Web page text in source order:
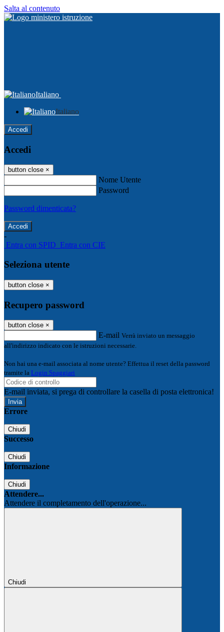
Salta al contenuto
Italiano
Italiano
Accedi
Accedi
button close ×
Nome Utente
Password
Password dimenticata?
-
Entra con SPID Entra con CIE
Seleziona utente
button close ×
Recupero password
button close ×
E-mail Verrà inviato un messaggio
all'indirizzo indicato con le istruzioni necessarie.
Non hai una e-mail associata al nome utente? Effettua il reset della password
tramite la Login Spaggiari
E-mail inviata, si prega di controllare la casella di posta elettronica!
Errore
Chiudi
Successo
Chiudi
Informazione
Chiudi
Attendere...
Attendere il completamento dell'operazione...
Chiudi